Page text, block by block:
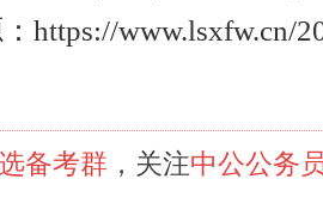
https://www.lsxfw.cn/
备考群 ，关注中公公务